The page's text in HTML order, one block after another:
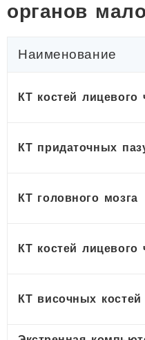
органов
Наименование
КТ костей лицевого
КТ придаточных
КТ головного мозга
КТ костей лицевого
КТ височных костей